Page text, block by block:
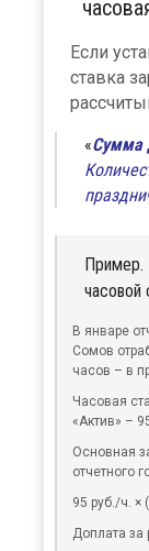
Если
ставка
Сумма
Пример.
часовой
В январе
Сомов
часов – в
Часовая
«Актив» –
Основная
отчетного
95 руб./ч. ×
Доплата за